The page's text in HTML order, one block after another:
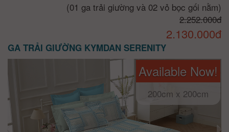
(01 ga trải giường và 02 vỏ bọc gối nằm)
2.252.000đ
2.130.000đ
GA TRẢI GIƯỜNG KYMDAN SERENITY
Available Now!
200cm x 200cm